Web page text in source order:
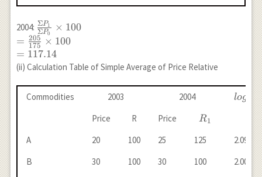
2004: \frac{\Sigma
P_{1}}
{\Sigma
P_0} \times
\frac{205}
{175} \times
ΣP0
ΣP1 × 100
=
175
205 × 100
= 117.14
(ii) Calculation Table of Simple Average of Price Relative
Commodities 2003 2004
log
log
Price R Price R_{1}
R1
A 20 100 25 125
2.0969
B
30 100 30 100
2.0000